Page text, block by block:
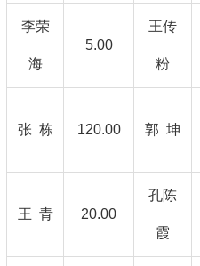
李荣
海
5.00
王传
粉
张 栋 120.00 郭 坤
王 青 20.00
孔陈
霞